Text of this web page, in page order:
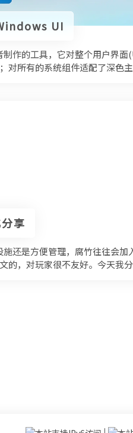
UI
作的工具，它对整个用户界
对所有的系统组件适配了深色
享
还是方便管理，腐竹往往会
的，对玩家很不友好。今天